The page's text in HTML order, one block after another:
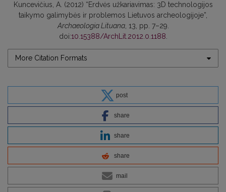
Kuncevičius, A. (2012) “Erdvės užkariavimas: 3D technologijos
taikymo galimybės ir problemos Lietuvos archeologijoje”,
Archaeologia Lituana, 13, pp. 7–29.
doi:10.15388/ArchLit.2012.0.1188
More Citation Formats
post
share
share
share
mail